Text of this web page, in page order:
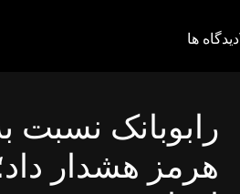
دیدگاه ها
رابوبانک نسبت
هرمز هشدار